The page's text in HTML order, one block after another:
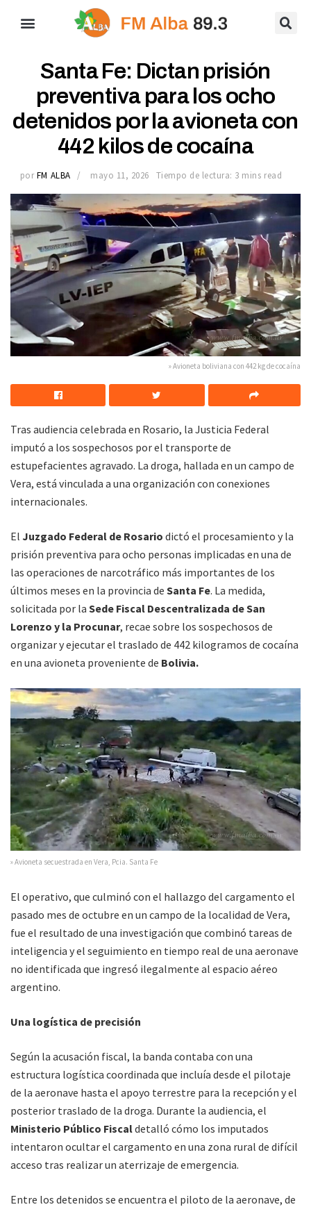
Santa Fe: Dictan prisión
preventiva para los ocho
detenidos por la avioneta con
442 kilos de cocaína
por FM ALBA mayo 11, 2026 Tiempo de lectura: 3 mins read
» Avioneta boliviana con 442 kg de cocaína
Tras audiencia celebrada en Rosario, la Justicia Federal
imputó a los sospechosos por el transporte de
estupefacientes agravado. La droga, hallada en un campo de
Vera, está vinculada a una organización con conexiones
internacionales.
El Juzgado Federal de Rosario dictó el procesamiento y la
prisión preventiva para ocho personas implicadas en una de
las operaciones de narcotráfico más importantes de los
últimos meses en la provincia de Santa Fe. La medida,
solicitada por la Sede Fiscal Descentralizada de San
Lorenzo y la Procunar, recae sobre los sospechosos de
organizar y ejecutar el traslado de 442 kilogramos de cocaína
en una avioneta proveniente de Bolivia.
» Avioneta secuestrada en Vera, Pcia. Santa Fe
El operativo, que culminó con el hallazgo del cargamento el
pasado mes de octubre en un campo de la localidad de Vera,
fue el resultado de una investigación que combinó tareas de
inteligencia y el seguimiento en tiempo real de una aeronave
no identificada que ingresó ilegalmente al espacio aéreo
argentino.
Una logística de precisión
Según la acusación fiscal, la banda contaba con una
estructura logística coordinada que incluía desde el pilotaje
de la aeronave hasta el apoyo terrestre para la recepción y el
posterior traslado de la droga. Durante la audiencia, el
Ministerio Público Fiscaldetalló cómo los imputados
intentaron ocultar el cargamento en una zona rural de difícil
acceso tras realizar un aterrizaje de emergencia.
Entre los detenidos se encuentra el piloto de la aeronave, de